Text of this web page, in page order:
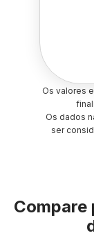
Os valores
Os dados
ser
Compare